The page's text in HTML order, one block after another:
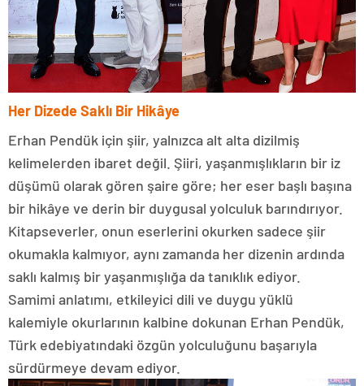
Her Dizede Saklı Bir Hikâye
Erhan Pendük için şiir, yalnızca alt alta dizilmiş
kelimelerden ibaret değil. Şiiri, yaşanmışlıkların bir iz
düşümü olarak gören şaire göre; her eser başlı başına
bir hikâye ve derin bir duygusal yolculuk barındırıyor.
Kitapseverler, onun eserlerini okurken sadece şiir
okumakla kalmıyor, aynı zamanda her dizenin ardında
saklı kalmış bir yaşanmışlığa da tanıklık ediyor.
Samimi anlatımı, etkileyici dili ve duygu yüklü
kalemiyle okurlarının kalbine dokunan Erhan Pendük,
Türk edebiyatındaki özgün yolculuğunu başarıyla
sürdürmeye devam ediyor.